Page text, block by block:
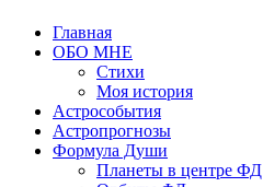
Главная
ОБО МНЕ
Стихи
Моя история
Астрособытия
Астропрогнозы
Формула Души
Планеты в центре ФД